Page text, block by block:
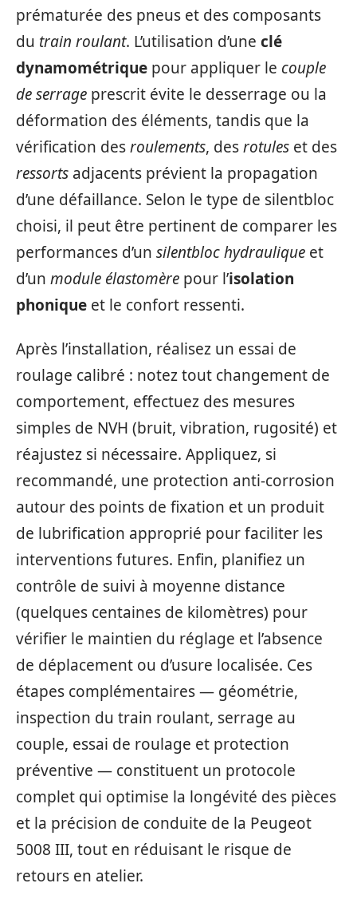
prématurée des pneus et des composants
du train roulant. L’utilisation d’une clé
dynamométrique pour appliquer le couple
de serrage prescrit évite le desserrage ou la
déformation des éléments, tandis que la
vérification desroulements, desrotules et des
ressorts adjacents prévient la propagation
d’une défaillance. Selon le type de silentbloc
choisi, il peut être pertinent de comparer les
performances d’un silentbloc hydraulique et
d’un module élastomère pour l’isolation
phonique et le confort ressenti.
Après l’installation, réalisez un essai de
roulage calibré : notez tout changement de
comportement, effectuez des mesures
simples de NVH (bruit, vibration, rugosité) et
réajustez si nécessaire. Appliquez, si
recommandé, une protection anti-corrosion
autour des points de fixation et un produit
de lubrification approprié pour faciliter les
interventions futures. Enfin, planifiez un
contrôle de suivi à moyenne distance
(quelques centaines de kilomètres) pour
vérifier le maintien du réglage et l’absence
de déplacement ou d’usure localisée. Ces
étapes complémentaires — géométrie,
inspection du train roulant, serrage au
couple, essai de roulage et protection
préventive — constituent un protocole
complet qui optimise la longévité des pièces
et la précision de conduite de la Peugeot
5008 III, tout en réduisant le risque de
retours en atelier.